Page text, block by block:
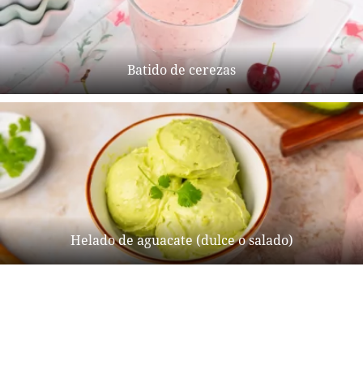
Batido de cerezas
Helado de aguacate (dulce o salado)